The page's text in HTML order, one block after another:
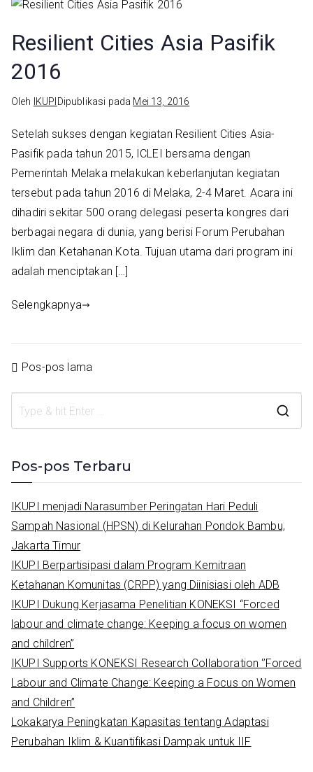
Resilient Cities Asia Pasifik
2016
Oleh IKUPI Dipublikasi pada Mei 13, 2016
Setelah sukses dengan kegiatan Resilient Cities Asia-
Pasifik pada tahun 2015, ICLEI bersama dengan
Pemerintah Melaka melakukan keberlanjutan kegiatan
tersebut pada tahun 2016 di Melaka, 2-4 Maret. Acara ini
dihadiri sekitar 500 orang delegasi peserta kongres dari
berbagai negara di dunia, yang berisi Forum Perubahan
Iklim dan Ketahanan Kota. Tujuan utama dari program ini
adalah menciptakan […]
Selengkapnya
Navigasi
pos
Pos-pos lama
Pos-pos Terbaru
IKUPI menjadi Narasumber Peringatan Hari Peduli
Sampah Nasional (HPSN) di Kelurahan Pondok Bambu,
Jakarta Timur
IKUPI Berpartisipasi dalam Program Kemitraan
Ketahanan Komunitas (CRPP) yang Diinisiasi oleh ADB
IKUPI Dukung Kerjasama Penelitian KONEKSI “Forced
labour and climate change: Keeping a focus on women
and children”
IKUPI Supports KONEKSI Research Collaboration ‘’Forced
Labour and Climate Change: Keeping a Focus on Women
and Children’’
Lokakarya Peningkatan Kapasitas tentang Adaptasi
Perubahan Iklim & Kuantifikasi Dampak untuk IIF